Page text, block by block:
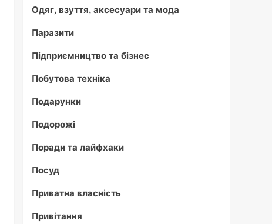
Одяг, взуття, аксесуари та мода
Паразити
Підприємництво та бізнес
Побутова техніка
Подарунки
Подорожі
Поради та лайфхаки
Посуд
Приватна власність
Привітання